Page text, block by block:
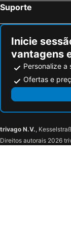
Suporte
Inicie
vantagens
Personalize a
Ofertas e
trivago N.V.,
Direitos autorais 2026